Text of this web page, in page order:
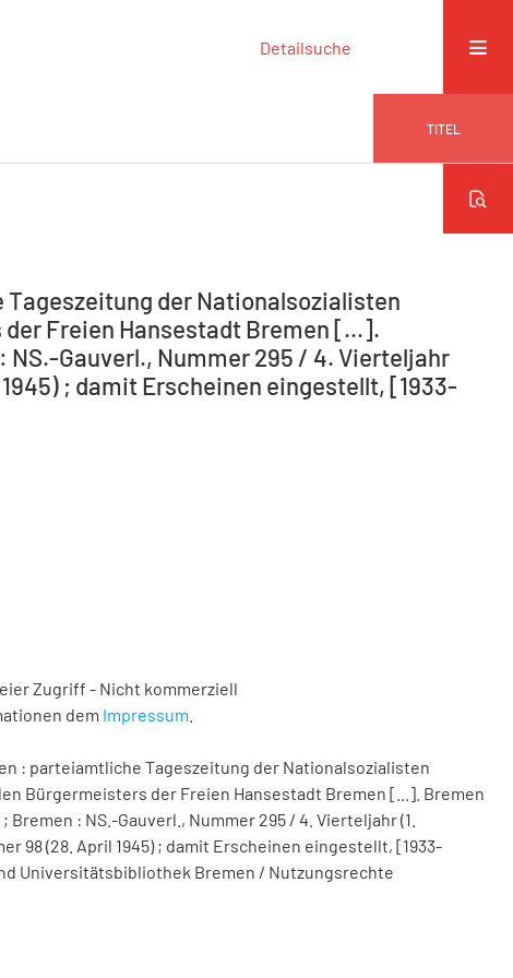
Detailsuche
TITEL
der Nationalsozialisten
Freien Hansestadt Bremen [...].
Gauverl., Nummer 295 / 4. Vierteljahr
; damit Erscheinen eingestellt, [1933-
Zugriff - Nicht kommerziell
dem Impressum
: parteiamtliche Tageszeitung der Nationalsozialisten
Bürgermeisters der Freien Hansestadt Bremen [...]. Bremen
: NS.-Gauverl., Nummer 295 / 4. Vierteljahr (1.
98 (28. April 1945) ; damit Erscheinen eingestellt, [1933-
Universitätsbibliothek Bremen / Nutzungsrechte